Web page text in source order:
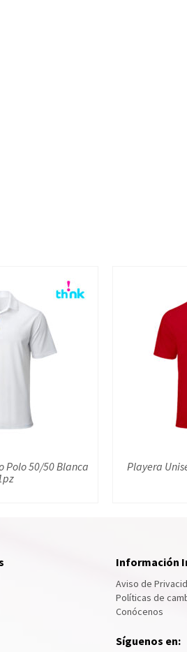
Polo 50/50 Blanca
Playera
Información
Aviso de
Políticas de
Conócenos
Síguenos en: